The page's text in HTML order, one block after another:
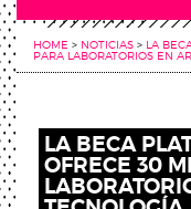
HOME > NOTICIAS > LA
PARA LABORATORIOS EN
LA BECA
OFRECE 30